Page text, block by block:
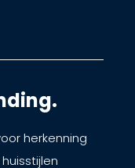
herkenning